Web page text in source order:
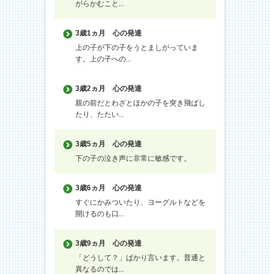
がらかむこと...
3歳1ヵ月
心の発達
上の子が下の子をうとましがっていま
す。上の子への...
3歳2ヵ月
心の発達
親の前だとわざとほかの子を突き飛ばし
たり、たたい...
3歳5ヵ月
心の発達
下の子の泣き声に非常に敏感です。
3歳6ヵ月
心の発達
すぐにかみついたり、ヨーグルトなどを
開けるのも口...
3歳9ヵ月
心の発達
「どうして？」ばかり言います。普通と
異なるのでは...